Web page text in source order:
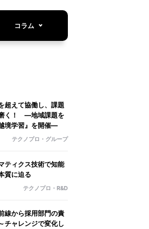
コラム
超えて協働し、課題
く！ ―地域課題を
境学習』を開催―
テクノプロ・グループ
ティクス技術で知能
質に迫る
テクノプロ・R&D
線から採用部門の責
ャレンジで変化し